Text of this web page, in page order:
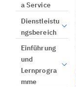
a Service
Dienstleistu
ngsbereich
Einführung
und
Lernprogra
mme